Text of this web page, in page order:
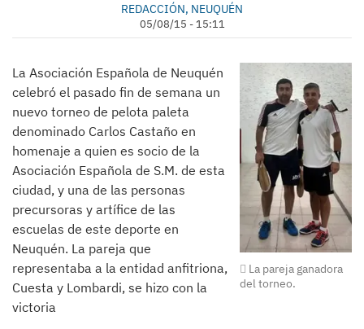
REDACCIÓN, NEUQUÉN
05/08/15 - 15:11
La pareja ganadora
del torneo.
La Asociación Española de Neuquén
celebró el pasado fin de semana un
nuevo torneo de pelota paleta
denominado Carlos Castaño en
homenaje a quien es socio de la
Asociación Española de S.M. de esta
ciudad, y una de las personas
precursoras y artífice de las
escuelas de este deporte en
Neuquén. La pareja que
representaba a la entidad anfitriona,
Cuesta y Lombardi, se hizo con la
victoria